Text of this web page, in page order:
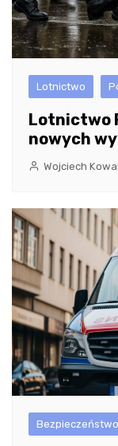
Lotnictwo
Lotnictwo
nowych
Wojciech
Bezpieczeństwo